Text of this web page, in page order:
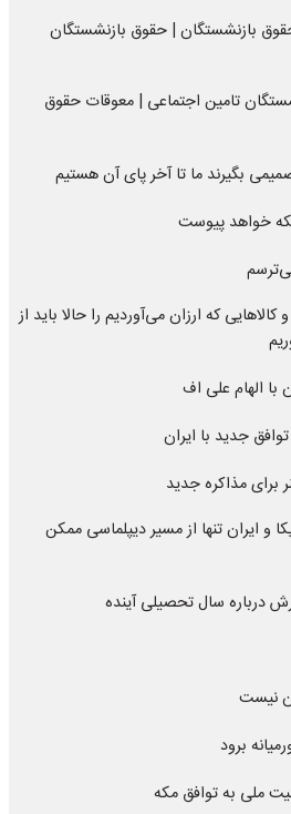
بازنشستگان | حقوق بازنشستگان
تامین اجتماعی | معوقات حقوق
بگیرند ما تا آخر پای آن هستیم
خواهد پیوست
که ارزان می‌آوردیم را حالا باید از
با الهام علی اف
جدید با ایران
برای مذاکره جدید
و ایران تنها از مسیر دیپلماسی ممکن
درباره سال تحصیلی آینده
نیست
برود
ملی به توافق مکه